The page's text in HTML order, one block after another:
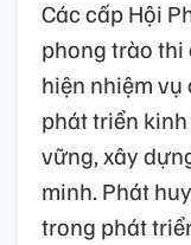
Các cấp Hội
phong trào thi
hiện nhiệm
phát triển
vững, xây
minh. Phát
trong phát